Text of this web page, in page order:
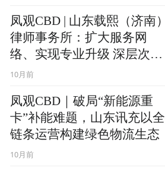
凤观CBD | 山东载熙（济南）
律师事务所：扩大服务网
络、实现专业升级 深层次服
务山东高质量发展
10月前
凤观CBD｜破局“新能源重
卡”补能难题，山东讯充以全
链条运营构建绿色物流生态
10月前